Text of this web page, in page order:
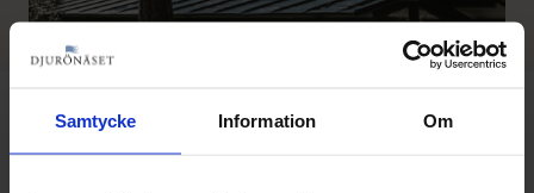
Samtycke Information Om